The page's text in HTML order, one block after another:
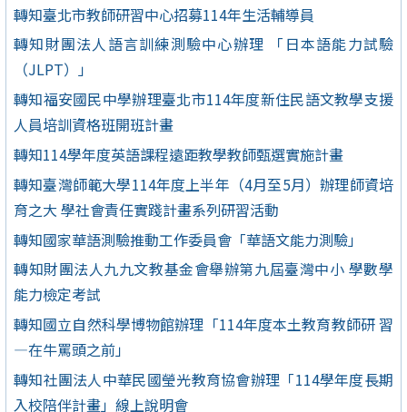
轉知臺北市教師研習中心招募114年生活輔導員
轉知財團法人語言訓練測驗中心辦理 「日本語能力試驗
（JLPT）」
轉知福安國民中學辦理臺北市114年度新住民語文教學支援
人員培訓資格班開班計畫
轉知114學年度英語課程遠距教學教師甄選實施計畫
轉知臺灣師範大學114年度上半年（4月至5月）辦理師資培
育之大 學社會責任實踐計畫系列研習活動
轉知國家華語測驗推動工作委員會「華語文能力測驗」
轉知財團法人九九文教基金會舉辦第九屆臺灣中小 學數學
能力檢定考試
轉知國立自然科學博物館辦理「114年度本土教育教師研 習
—在牛罵頭之前」
轉知社團法人中華民國瑩光教育協會辦理「114學年度長期
入校陪伴計畫」線上說明會